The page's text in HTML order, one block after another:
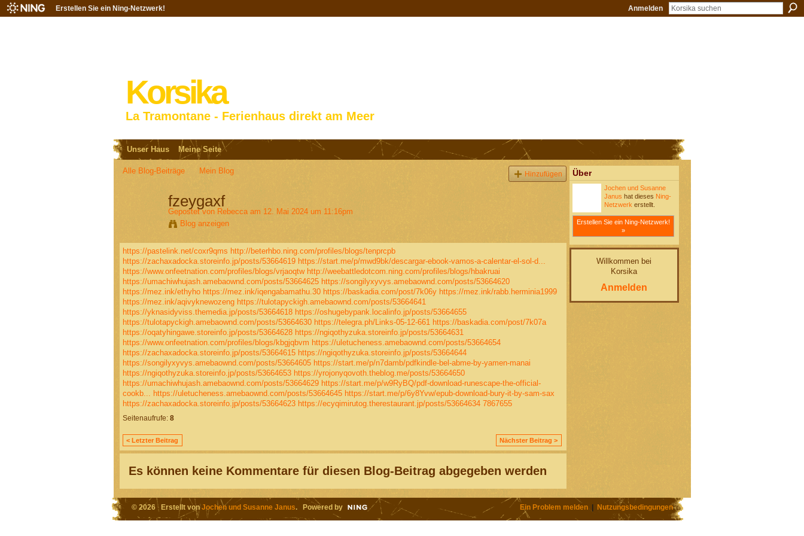
Erstellen Sie ein Ning-Netzwerk! Anmelden
Korsika
La Tramontane - Ferienhaus direkt am Meer
Unser Haus Meine Seite
Alle Blog-Beiträge Mein Blog Hinzufügen
fzeygaxf
Gepostet von Rebeccaam 12. Mai 2024 um 11:16pm
Blog anzeigen
https://pastelink.net/coxr9qms http://beterhbo.ning.com/profiles/blogs/tenprcpb
https://zachaxadocka.storeinfo.jp/posts/53664619 https://start.me/p/mwd9bk/descargar-ebook-vamos-a-calentar-el-sol-d...
https://www.onfeetnation.com/profiles/blogs/vrjaoqtw http://weebattledotcom.ning.com/profiles/blogs/hbakruai
https://umachiwhujash.amebaownd.com/posts/53664625 https://songilyxyvys.amebaownd.com/posts/53664620
https://mez.ink/ethyho https://mez.ink/iqengabamathu.30 https://baskadia.com/post/7k06y https://mez.ink/rabb.herminia1999
https://mez.ink/aqivyknewozeng https://tulotapyckigh.amebaownd.com/posts/53664641
https://yknasidyviss.themedia.jp/posts/53664618 https://oshugebypank.localinfo.jp/posts/53664655
https://tulotapyckigh.amebaownd.com/posts/53664630 https://telegra.ph/Links-05-12-661 https://baskadia.com/post/7k07a
https://oqatyhingawe.storeinfo.jp/posts/53664628 https://ngiqothyzuka.storeinfo.jp/posts/53664631
https://www.onfeetnation.com/profiles/blogs/kbgjqbvm https://uletucheness.amebaownd.com/posts/53664654
https://zachaxadocka.storeinfo.jp/posts/53664615 https://ngiqothyzuka.storeinfo.jp/posts/53664644
https://songilyxyvys.amebaownd.com/posts/53664605 https://start.me/p/n7damb/pdfkindle-bel-abme-by-yamen-manai
https://ngiqothyzuka.storeinfo.jp/posts/53664653 https://yrojonyqovoth.theblog.me/posts/53664650
https://umachiwhujash.amebaownd.com/posts/53664629 https://start.me/p/w9RyBQ/pdf-download-runescape-the-official-
cookb...
https://uletucheness.amebaownd.com/posts/53664645 https://start.me/p/6y8Yvw/epub-download-bury-it-by-sam-sax
https://zachaxadocka.storeinfo.jp/posts/53664623 https://ecyqimirutog.therestaurant.jp/posts/53664634 7867655
Seitenaufrufe: 8
< Letzter Beitrag Nächster Beitrag >
Es können keine Kommentare für diesen Blog-Beitrag abgegeben werden
Über
Jochen und Susanne
Janus hat dieses Ning-
Netzwerk erstellt.
Erstellen Sie ein Ning-Netzwerk!
»
Willkommen bei
Korsika
Anmelden
© 2026 Erstellt vonJochen und Susanne Janus. Powered by Ein Problem melden| Nutzungsbedingungen